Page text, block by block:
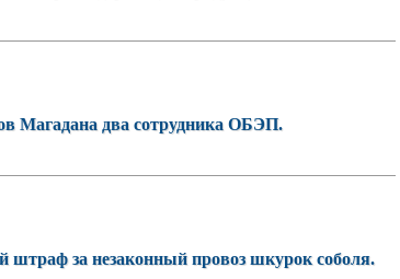
Магадана два сотрудника ОБЭП.
за незаконный провоз шкурок соболя.